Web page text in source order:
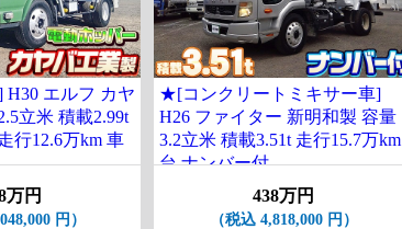
エルフ カヤ
立米 積載2.99t
行12.6万km 車
万円
円）
★[コンクリートミキサー車]
H26 ファイター 新明和製 容量
3.2立米 積載3.51t 走行15.7万km
台 ナンバー付
438万円
（税込 4,818,000 円）